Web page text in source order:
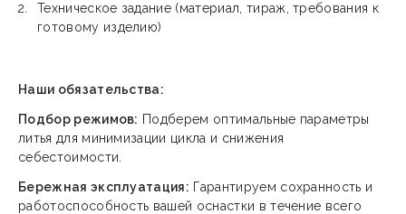
Техническое задание (материал, тираж, требования к
готовому изделию)
Наши обязательства:
Подбор режимов: Подберем оптимальные параметры
литья для минимизации цикла и снижения
себестоимости.
Бережная эксплуатация: Гарантируем сохранность и
работоспособность вашей оснастки в течение всего